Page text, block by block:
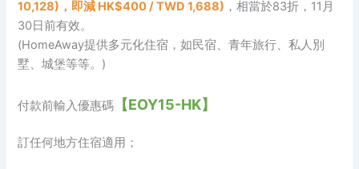
10,128)，即減 HK$400 / TWD 1,688) ，相當於83折，11月
30日前有效。
(HomeAway提供多元化住宿，如民宿、青年旅行、私人別
墅、城堡等等。)
付款前輸入優惠碼 【EOY15-HK】
訂任何地方住宿適用；